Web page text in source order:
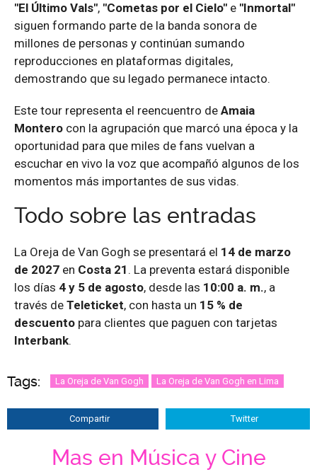
"El Último Vals", "Cometas por el Cielo" e "Inmortal"
siguen formando parte de la banda sonora de
millones de personas y continúan sumando
reproducciones en plataformas digitales,
demostrando que su legado permanece intacto.
Este tour representa el reencuentro de Amaia
Montero con la agrupación que marcó una época y la
oportunidad para que miles de fans vuelvan a
escuchar en vivo la voz que acompañó algunos de los
momentos más importantes de sus vidas.
Todo sobre las entradas
La Oreja de Van Gogh se presentará el 14 de marzo
de 2027 en Costa 21 . La preventa estará disponible
los días 4 y 5 de agosto, desde las 10:00 a. m., a
través de Teleticket, con hasta un 15 % de
descuento para clientes que paguen con tarjetas
Interbank.
Tags: La Oreja de Van Gogh La Oreja de Van Gogh en Lima
Compartir Twitter
Mas en Música y Cine